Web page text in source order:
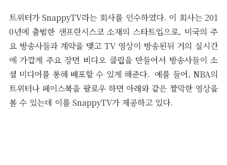
트위터가 SnappyTV라는 회사를 인수하였다. 이 회사는 201
0년에 출범한 샌프란시스코 소재의 스타트업으로, 미국의 주
요 방송사들과 계약을 맺고 TV 영상이 방송된뒤 거의 실시간
에 가깝게 주요 장면 비디오 클립을 만들어서 방송사들이 소
셜 미디어를 통해 배포할 수 있게 해준다. 예를 들어, NBA의
트위터나 페이스북을 팔로우 하면 아래와 같은 짤막한 영상을
볼 수 있는데 이를 SnappyTV가 제공하고 있다.